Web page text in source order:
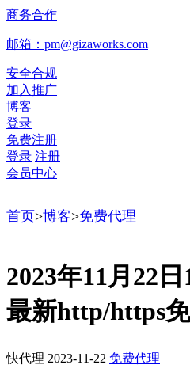
商务合作
邮箱：pm@gizaworks.com
安全合规
加入推广
博客
登录
免费注册
登录 注册
会员中心
首页>博客>免费代理
2023年11月22
最新http/https
快代理 2023-11-22 免费代理